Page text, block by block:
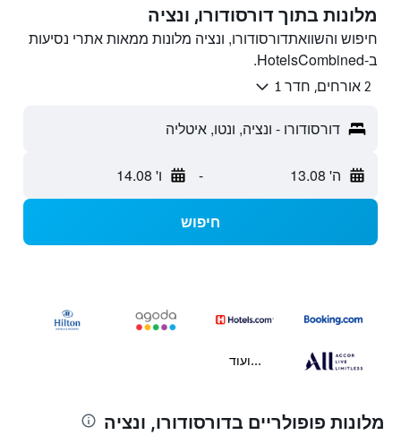
מלונות בתוך דורסודורו, ונציה
חיפוש והשוואתדורסודורו, ונציה מלונות ממאות אתרי נסיעות
ב-HotelsCombined.
2 אורחים, חדר 1
דורסודורו - ונציה, ונטו, איטליה
ה' 13.08 - ו' 14.08
חיפוש
...ועוד
מלונות פופולריים בדורסודורו, ונציה